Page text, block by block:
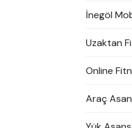
İnegöl
Uzaktan
Online
Araç